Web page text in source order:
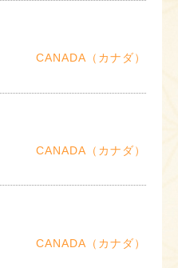
CANADA（カナダ）
CANADA（カナダ）
CANADA（カナダ）